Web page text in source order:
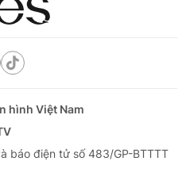
hình Việt Nam
báo điện tử số 483/GP-BTTTT